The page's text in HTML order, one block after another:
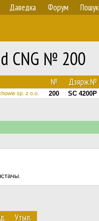
Даведка Форум Пошук
CNG № 200
№ Дзярж.№
sp. z o.o. 200 SC 4200P
Утыл.